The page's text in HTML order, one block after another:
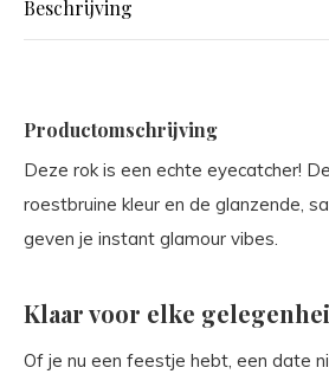
Beschrijving
Productomschrijving
Deze rok is een echte eyecatcher!
roestbruine kleur en de glanzende,
geven je instant glamour vibes.
Klaar voor elke
Of je nu een feestje hebt, een date